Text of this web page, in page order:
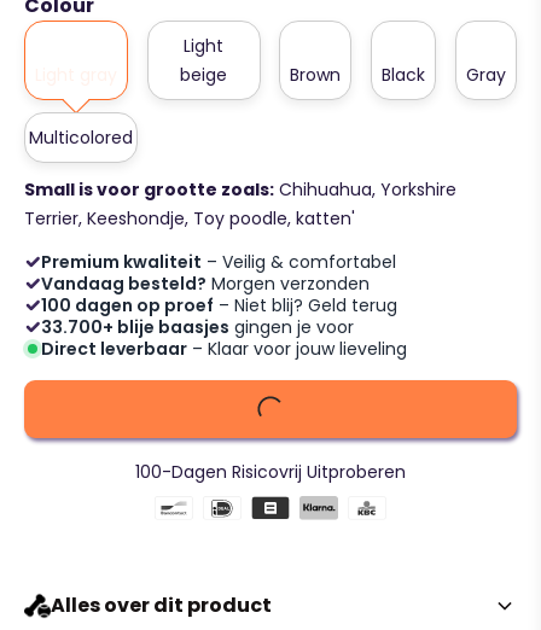
Light
beige
Brown Black Gray
Multicolored
Small is voor grootte zoals: Chihuahua, Yorkshire
Terrier, Keeshondje, Toy poodle, katten'
Premium kwaliteit – Veilig & comfortabel
Vandaag besteld? Morgen verzonden
100 dagen op proef – Niet blij? Geld terug
33.700+ blije baasjes gingen je voor
Direct leverbaar – Klaar voor jouw lieveling
100-Dagen Risicovrij Uitproberen
Alles over dit product